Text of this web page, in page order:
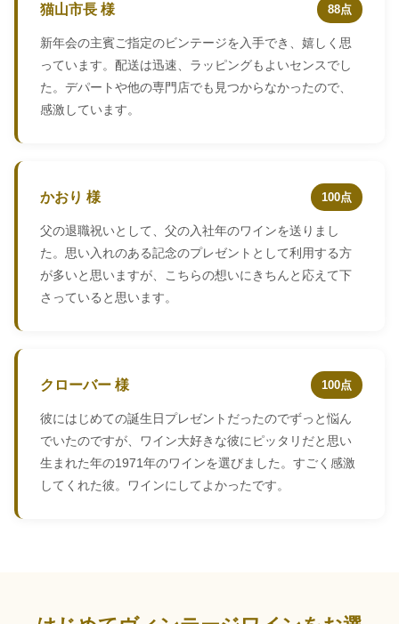
猫山市長 様 88点
新年会の主賓ご指定のビンテージを入手でき、嬉しく思
っています。配送は迅速、ラッピングもよいセンスでし
た。デパートや他の専門店でも見つからなかったので、
感激しています。
かおり 様 100点
父の退職祝いとして、父の入社年のワインを送りまし
た。思い入れのある記念のプレゼントとして利用する方
が多いと思いますが、こちらの想いにきちんと応えて下
さっていると思います。
クローバー 様 100点
彼にはじめての誕生日プレゼントだったのでずっと悩ん
でいたのですが、ワイン大好きな彼にピッタリだと思い
生まれた年の1971年のワインを選びました。すごく感激
してくれた彼。ワインにしてよかったです。